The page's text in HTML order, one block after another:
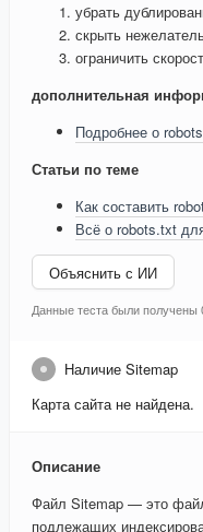
убрать
скрыть
ограничить
дополнительная
Подробнее о
Статьи по теме
Как составить
Всё о robots.txt
Объяснить с ИИ
Данные теста были получены
Наличие Sitemap
Карта сайта не найдена.
Описание
Файл Sitemap — это
подлежащих